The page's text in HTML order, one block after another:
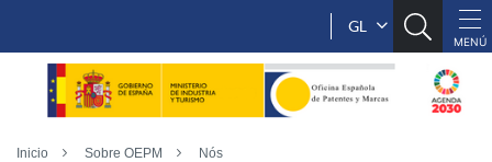
GL
Inicio Sobre OEPM
Nós